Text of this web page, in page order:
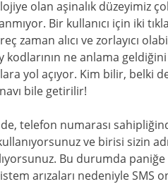
olan aşinalık düzeyimiz
Bir kullanıcı için iki
zaman alıcı ve zorlayıcı
kodlarının ne anlama
yol açıyor. Kim bilir,
bile getirilir!
telefon numarası
ve birisi sizin
Bu durumda
arızaları nedeniyle SMS